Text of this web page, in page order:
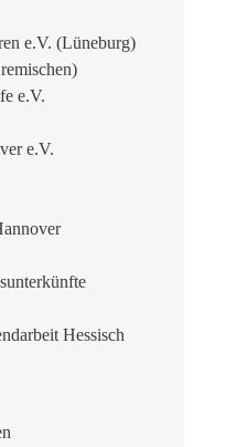
e.V. (Lüneburg)
e.V.
e.V.
Hessisch